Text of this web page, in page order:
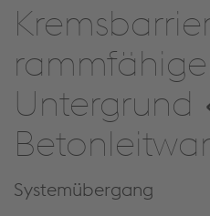
Untergrund
Systemübergang